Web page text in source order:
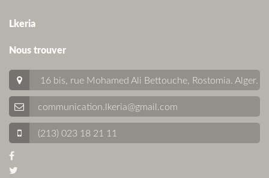
Lkeria
Nous trouver
16 bis, rue Mohamed Ali Bettouche, Rostomia. Alger.
communication.lkeria@gmail.com
(213) 023 18 21 11